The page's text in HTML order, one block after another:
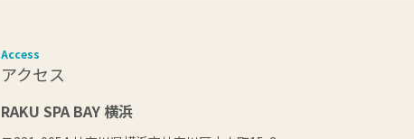
Access
アクセス
RAKU SPA BAY 横浜